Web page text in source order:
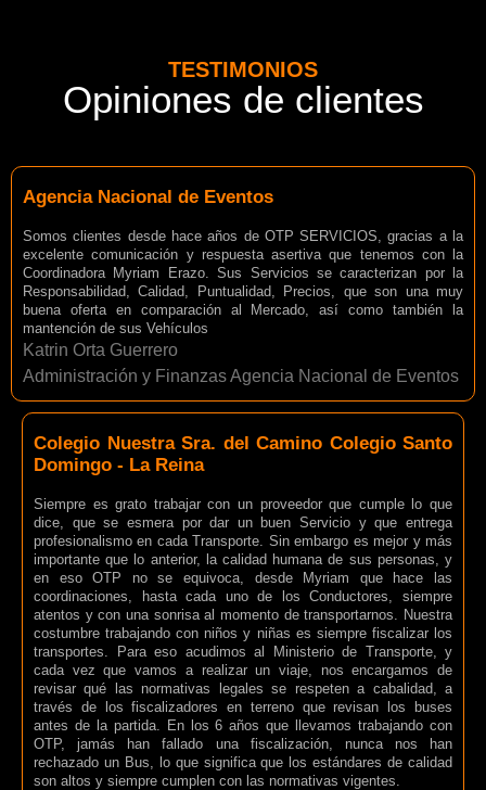
TESTIMONIOS
Opiniones de clientes
Agencia Nacional de Eventos
Somos clientes desde hace años de OTP SERVICIOS, gracias a la
excelente comunicación y respuesta asertiva que tenemos con la
Coordinadora Myriam Erazo. Sus Servicios se caracterizan por la
Responsabilidad, Calidad, Puntualidad, Precios, que son una muy
buena oferta en comparación al Mercado, así como también la
mantención de sus Vehículos
Katrin Orta Guerrero
Administración y Finanzas Agencia Nacional de Eventos
Colegio Nuestra Sra. del Camino Colegio Santo
Domingo - La Reina
Siempre es grato trabajar con un proveedor que cumple lo que
dice, que se esmera por dar un buen Servicio y que entrega
profesionalismo en cada Transporte. Sin embargo es mejor y más
importante que lo anterior, la calidad humana de sus personas, y
en eso OTP no se equivoca, desde Myriam que hace las
coordinaciones, hasta cada uno de los Conductores, siempre
atentos y con una sonrisa al momento de transportarnos. Nuestra
costumbre trabajando con niños y niñas es siempre fiscalizar los
transportes. Para eso acudimos al Ministerio de Transporte, y
cada vez que vamos a realizar un viaje, nos encargamos de
revisar qué las normativas legales se respeten a cabalidad, a
través de los fiscalizadores en terreno que revisan los buses
antes de la partida. En los 6 años que llevamos trabajando con
OTP, jamás han fallado una fiscalización, nunca nos han
rechazado un Bus, lo que significa que los estándares de calidad
son altos y siempre cumplen con las normativas vigentes.